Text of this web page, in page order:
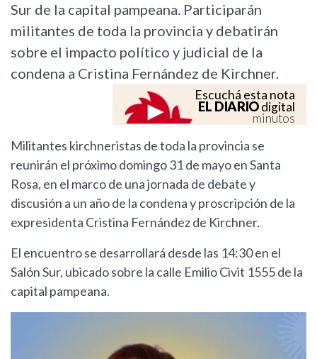
Sur de la capital pampeana. Participarán
militantes de toda la provincia y debatirán
sobre el impacto político y judicial de la
condena a Cristina Fernández de Kirchner.
Escuchá esta nota
EL DIARIOdigital
minutos
Militantes kirchneristas de toda la provincia se
reunirán el próximo domingo 31 de mayo en Santa
Rosa, en el marco de una jornada de debate y
discusión a un año de la condena y proscripción de la
expresidenta Cristina Fernández de Kirchner.
El encuentro se desarrollará desde las 14:30 en el
Salón Sur, ubicado sobre la calle Emilio Civit 1555 de la
capital pampeana.